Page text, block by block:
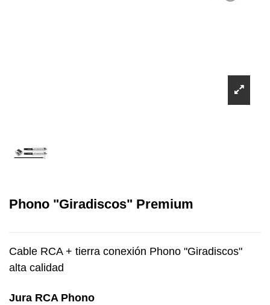
Phono "Giradiscos" Premium
Cable RCA + tierra conexión Phono "Giradiscos"
alta calidad
Jura RCA Phono